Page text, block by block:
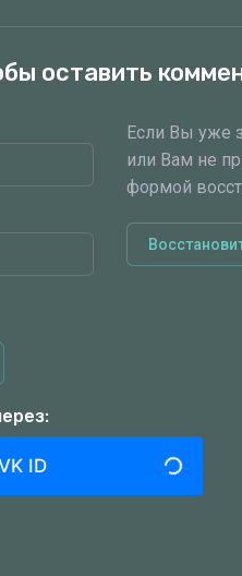
оставить
Если Вы уже
или Вам не
формой
VK ID